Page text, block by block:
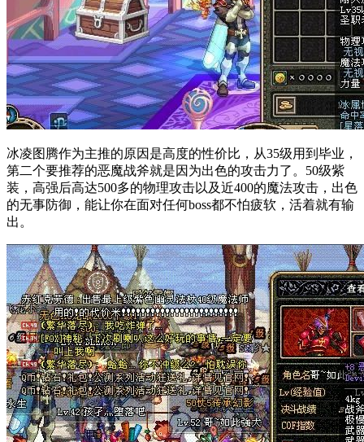
冰凌图腾作为主推的原因是高度的性价比，从35级用到毕业，
第二个要推荐的恶魔战斧就是因为出色的攻击力了。50级紫
装，高强后高达500多的物理攻击以及近400的魔法攻击，出色
的无事防御，能让你在面对任何boss都不怕疲软，活着就有输
出。